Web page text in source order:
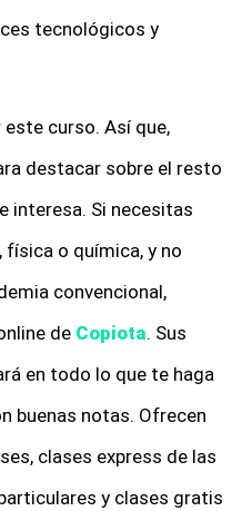
tecnológicos y
este curso. Así que,
destacar sobre el resto
interesa. Si necesitas
o química, y no
convencional,
de Copiota. Sus
en todo lo que te haga
buenas notas. Ofrecen
clases express de las
y clases gratis